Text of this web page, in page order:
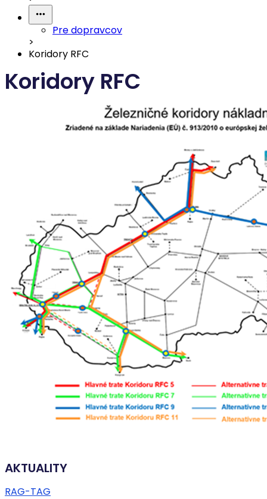
Pre dopravcov
>
Koridory RFC
Koridory RFC
AKTUALITY
RAG-TAG